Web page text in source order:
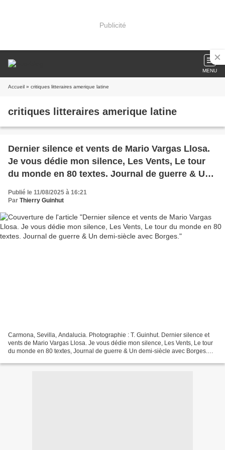
Publicité
MENU
Accueil » critiques litteraires amerique latine
critiques litteraires amerique latine
Dernier silence et vents de Mario Vargas Llosa.
Je vous dédie mon silence, Les Vents, Le tour
du monde en 80 textes. Journal de guerre & Un
demi-siècle avec Borges.
Publié le 11/08/2025 à 16:21
Par Thierry Guinhut
Carmona, Sevilla, Andalucia. Photographie : T. Guinhut. Dernier silence et
vents de Mario Vargas Llosa. Je vous dédie mon silence, Les Vents, Le tour
du monde en 80 textes, Journal de guerre & Un demi-siècle avec Borges.